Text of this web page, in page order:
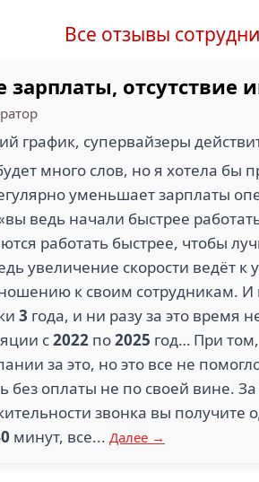
Все отзывы
отсутствие
график, супервайзеры
много слов, но я хотела бы
уменьшает зарплаты
ведь начали быстрее
работать быстрее, чтобы
увеличение скорости ведёт
к своим сотрудникам. И
3 года, и ни разу за это
с2022 по2025 год… При
за это, но это все не
без оплаты не по своей вине.
звонка вы
минут, все... Далее →